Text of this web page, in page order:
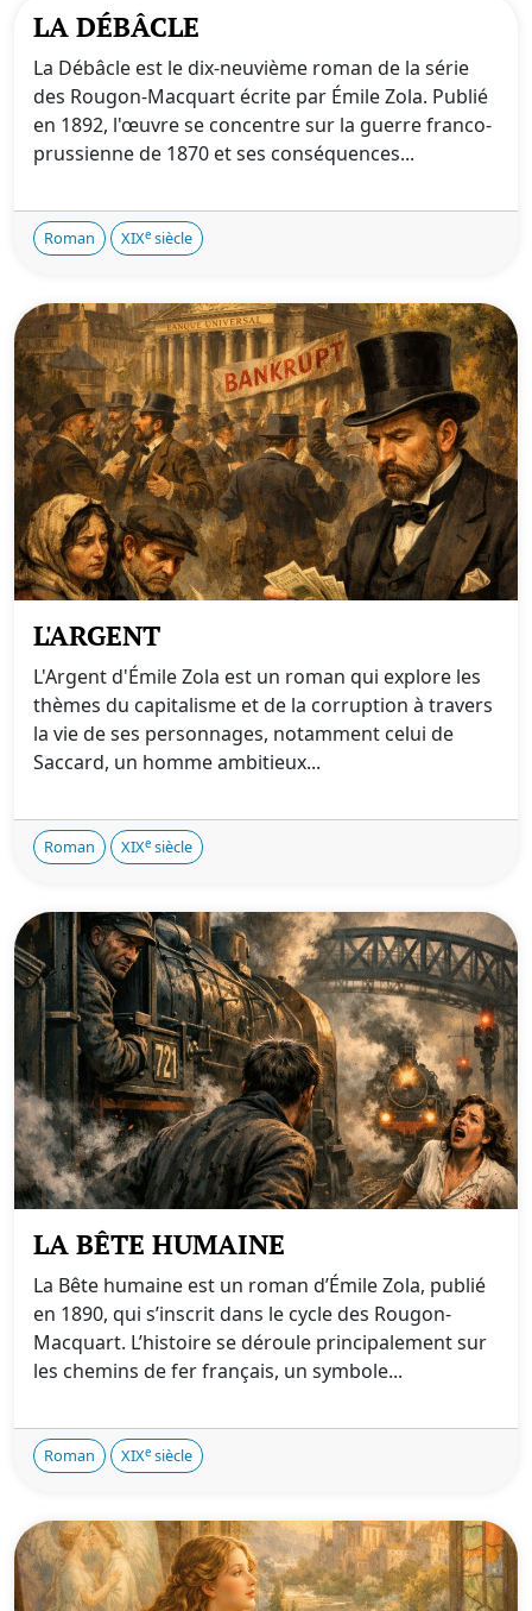
LA DÉBÂCLE
La Débâcle est le dix-neuvième roman de la série
des Rougon-Macquart écrite par Émile Zola. Publié
en 1892, l'œuvre se concentre sur la guerre franco-
prussienne de 1870 et ses conséquences...
Roman XIXe siècle
L'ARGENT
L'Argent d'Émile Zola est un roman qui explore les
thèmes du capitalisme et de la corruption à travers
la vie de ses personnages, notamment celui de
Saccard, un homme ambitieux...
Roman XIXe siècle
LA BÊTE HUMAINE
La Bête humaine est un roman d’Émile Zola, publié
en 1890, qui s’inscrit dans le cycle des Rougon-
Macquart. L’histoire se déroule principalement sur
les chemins de fer français, un symbole...
Roman XIXe siècle